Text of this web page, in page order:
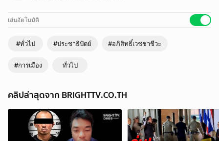
เล่นอัตโนมัติ
#ทั่วไป #ประชาธิปัตย์ #อภิสิทธิ์เวชชาชีวะ
#การเมือง ทั่วไป
คลิปล่าสุดจาก BRIGHTTV.CO.TH